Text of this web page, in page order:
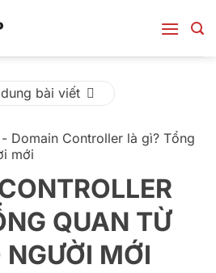
bài viết
- Domain Controller là gì? Tổng
mới
QUAN TỪ
MỚI